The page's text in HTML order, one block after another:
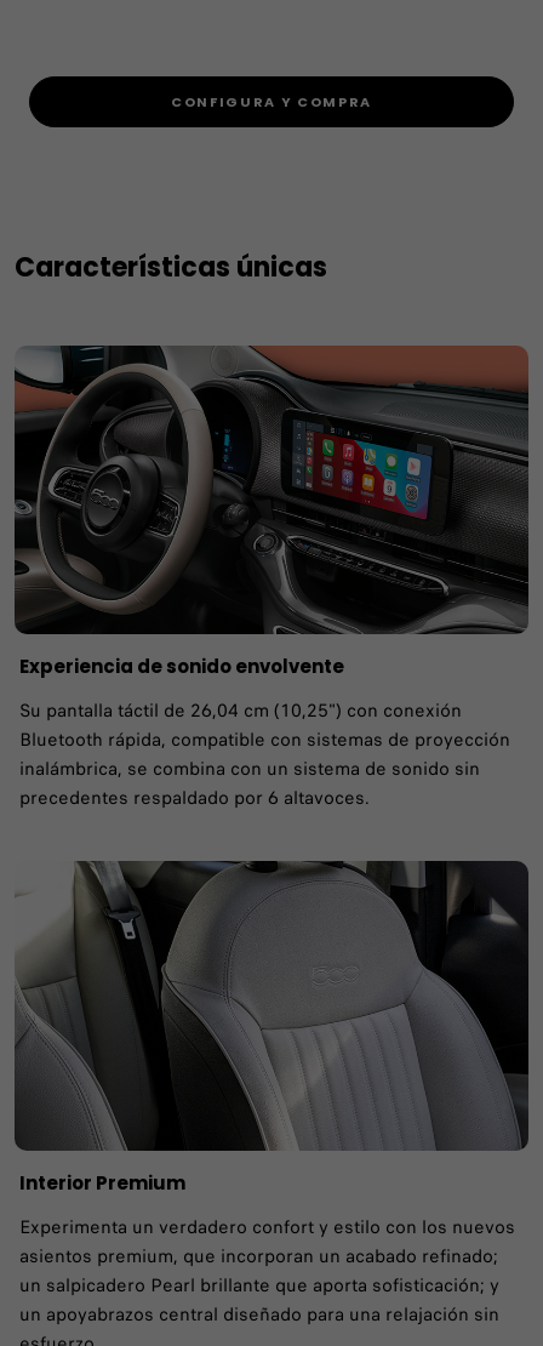
CONFIGURA Y COMPRA
Características únicas
Experiencia de sonido envolvente
Su pantalla táctil de 26,04 cm (10,25") con conexión
Bluetooth rápida, compatible con sistemas de proyección
inalámbrica, se combina con un sistema de sonido sin
precedentes respaldado por 6 altavoces.
Interior Premium
Experimenta un verdadero confort y estilo con los nuevos
asientos premium, que incorporan un acabado refinado;
un salpicadero Pearl brillante que aporta sofisticación; y
un apoyabrazos central diseñado para una relajación sin